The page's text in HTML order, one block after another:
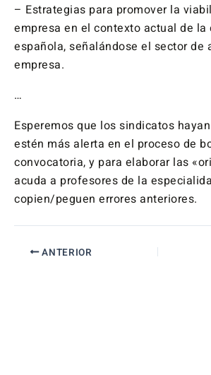
– Estrategias para promover la
empresa en el contexto actual de la
española, señalándose el sector de
empresa.
…
Esperemos que los sindicatos
estén más alerta en el proceso de
convocatoria, y para elaborar las
acuda a profesores de la
copien/peguen errores anteriores.
ANTERIOR